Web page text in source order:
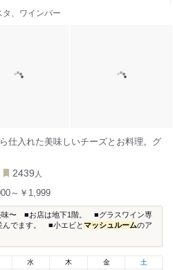
、ワインバー
仕入れた美味しいチーズとお料理。グ
2439 人
～￥1,999
味〜 ■お店は地下1階。 ■グラスワイン専
んでます。 ■小エビとマッシュルームのア
水 木 金 土